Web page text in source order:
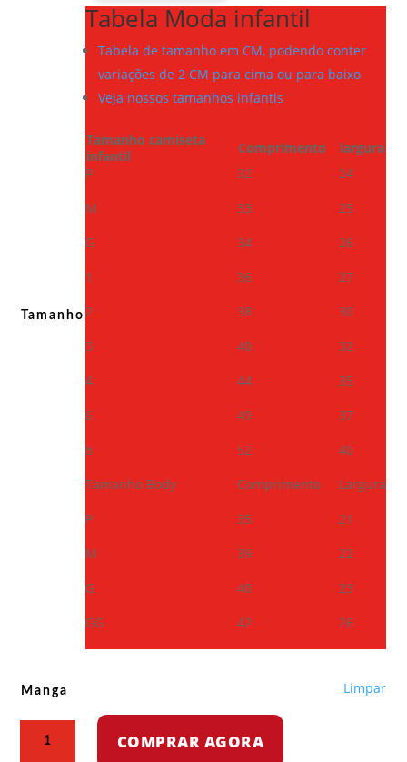
Tamanho
Tabela Moda infantil
Tabela de tamanho em CM, podendo conter
variações de 2 CM para cima ou para baixo
Veja nossos tamanhos infantis
Tamanho camiseta
infantil
Comprimento
largura
P
32
24
M
33
25
G
34
26
1
36
27
2
38
30
3
40
32
4
44
35
6
49
37
8
52
40
Tamanho Body
Comprimento
Largura
P
35
21
M
39
22
G
40
23
GG
42 26
Manga Limpar
COMPRAR AGORA